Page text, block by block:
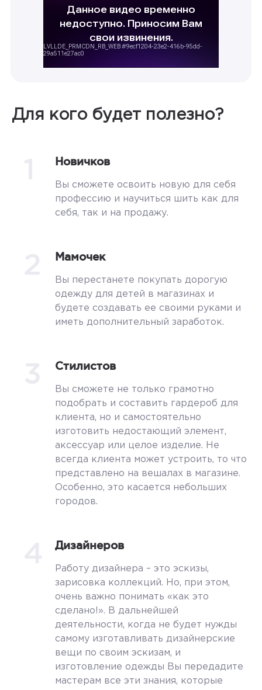
Для кого будет полезно?
Новичков
Вы сможете освоить новую для себя
профессию и научиться шить как для
себя, так и на продажу.
Мамочек
Вы перестанете покупать дорогую
одежду для детей в магазинах и
будете создавать ее своими руками и
иметь дополнительный заработок.
Стилистов
Вы сможете не только грамотно
подобрать и составить гардероб для
клиента, но и самостоятельно
изготовить недостающий элемент,
аксессуар или целое изделие. Не
всегда клиента может устроить, то что
представлено на вешалах в магазине.
Особенно, это касается небольших
городов.
Дизайнеров
Работу дизайнера – это эскизы,
зарисовка коллекций. Но, при этом,
очень важно понимать «как это
сделано!». В дальнейшей
деятельности, когда не будет нужды
самому изготавливать дизайнерские
вещи по своим эскизам, и
изготовление одежды Вы передадите
мастерам все эти знания, которые